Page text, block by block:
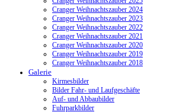
Cranger Weihnachtszauber 2024
Cranger Weihnachtszauber 2023
Cranger Weihnachtszauber 2022
Cranger Weihnachtszauber 2021
Cranger Weihnachtszauber 2020
Cranger Weihnachtszauber 2019
Cranger Weihnachtszauber 2018
Galerie
Kirmesbilder
Bilder Fahr- und Laufgeschäfte
Auf- und Abbaubilder
Fuhrparkbilder